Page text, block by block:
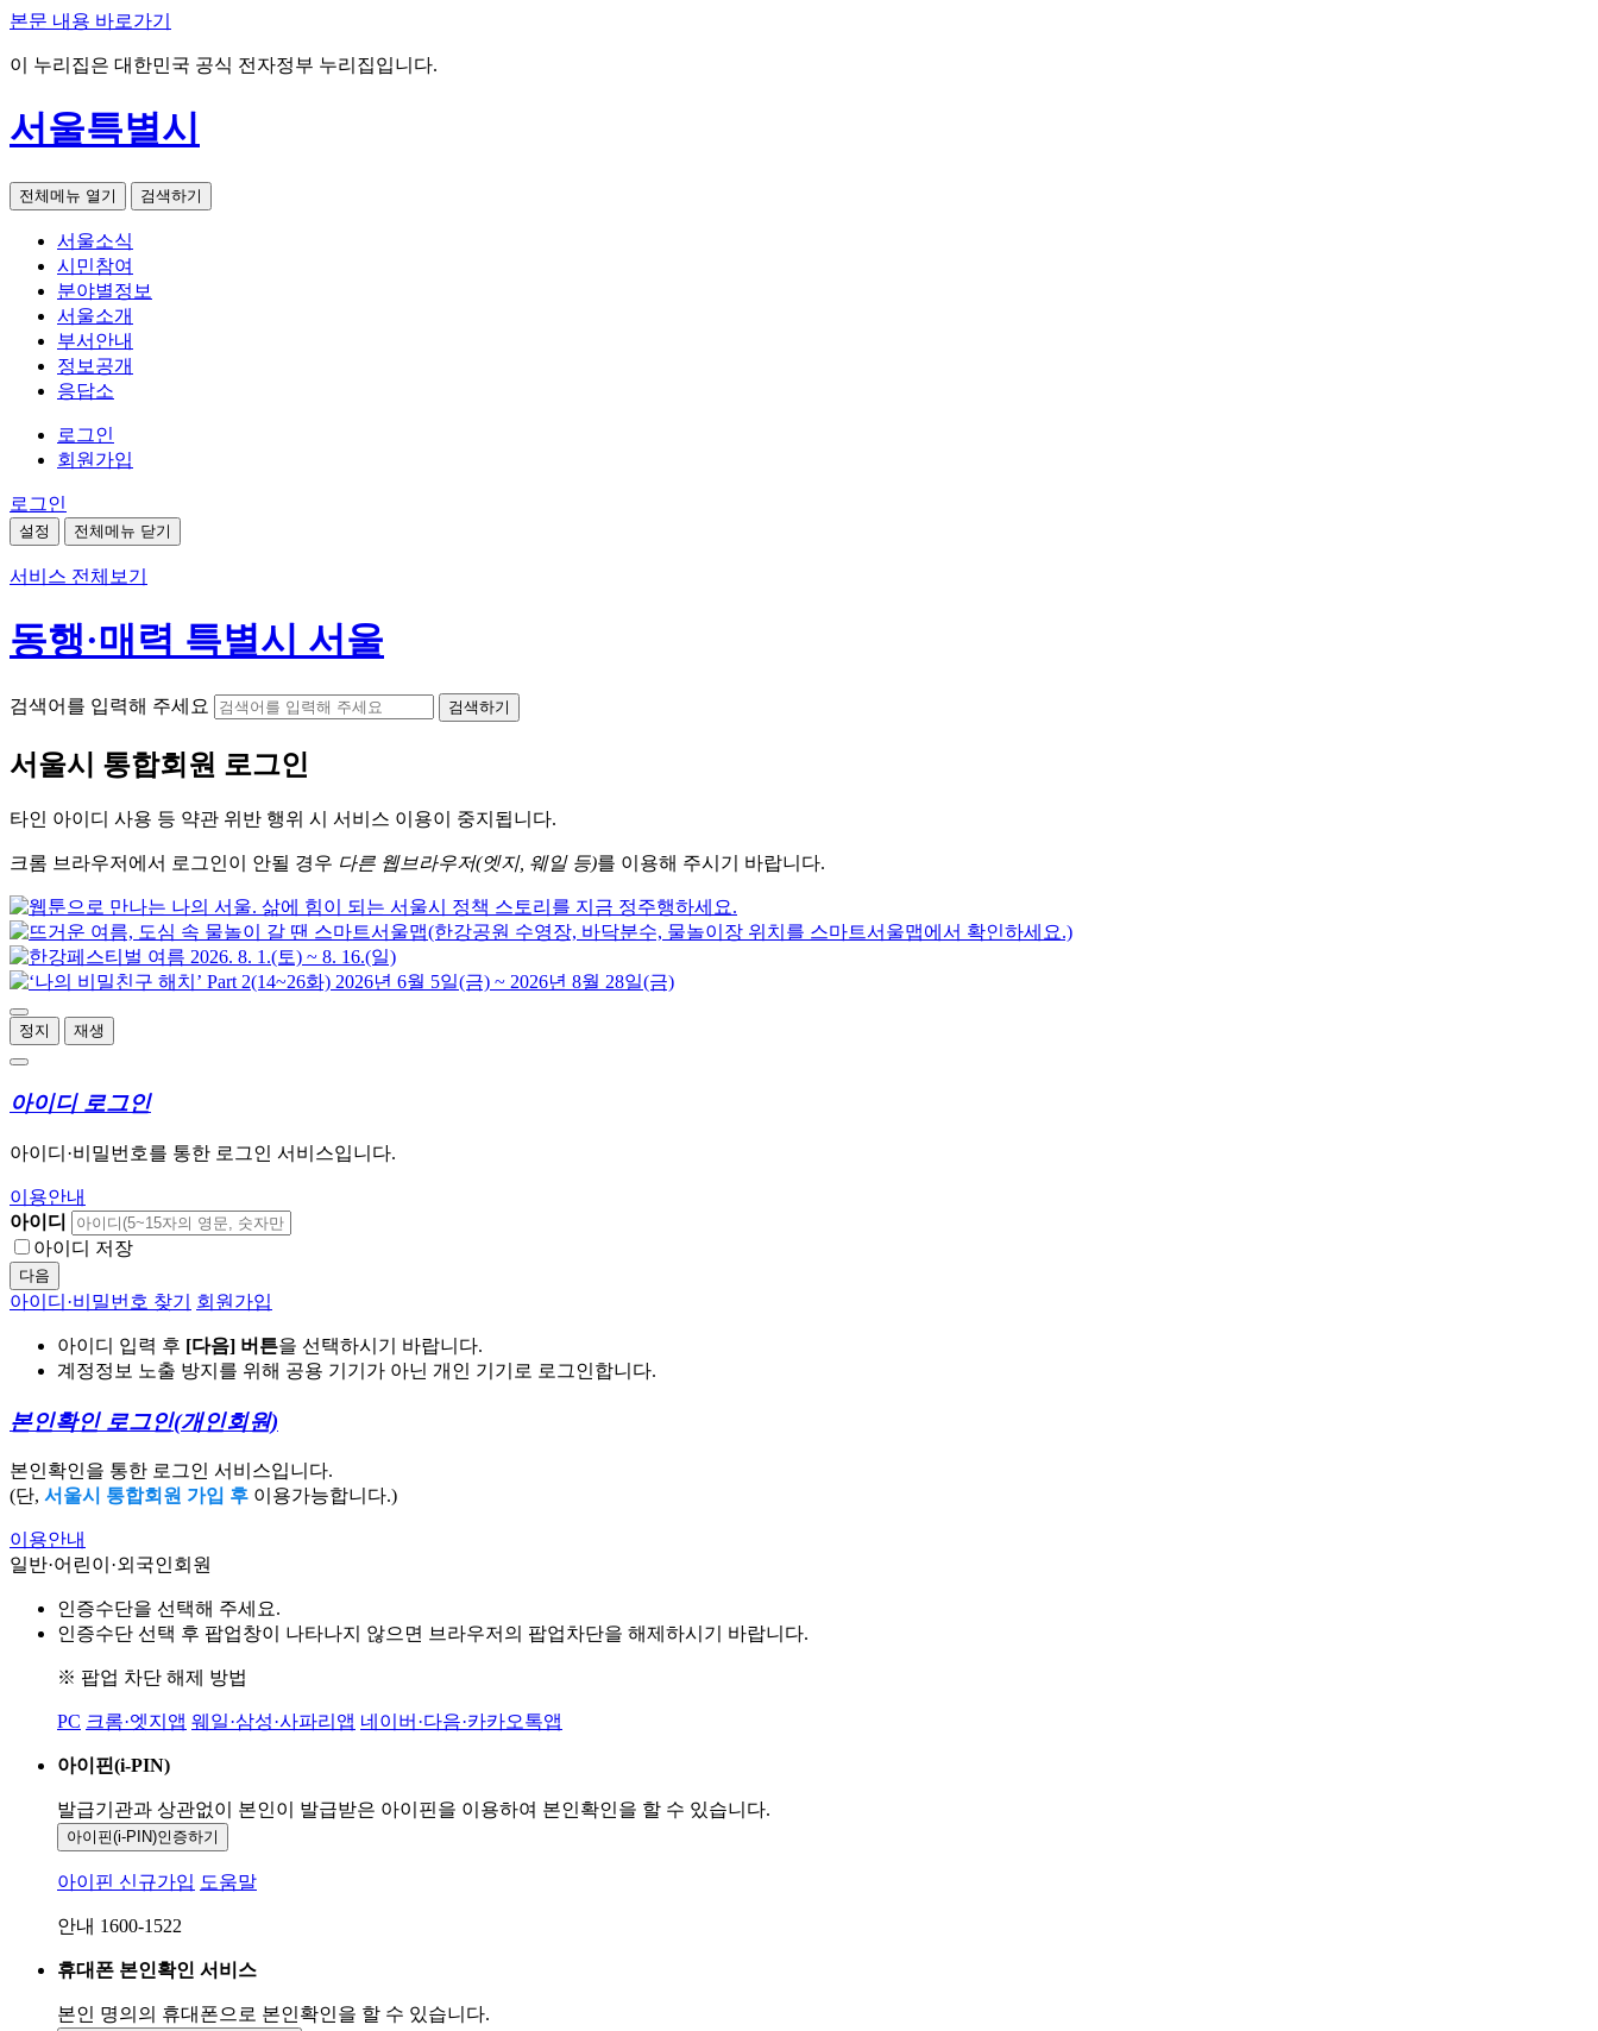
본문 내용 바로가기
이 누리집은 대한민국 공식 전자정부 누리집입니다.
서울특별시
전체메뉴 열기 검색하기
서울소식
시민참여
분야별정보
서울소개
부서안내
정보공개
응답소
로그인
회원가입
로그인
설정 전체메뉴 닫기
서비스 전체보기
동행·매력 특별시 서울
검색어를 입력해 주세요 검색하기
서울시 통합회원 로그인
타인 아이디 사용 등 약관 위반 행위 시 서비스 이용이 중지됩니다.
크롬 브라우저에서 로그인이 안될 경우 다른 웹브라우저(엣지, 웨일 등)를 이용해 주시기 바랍니다.
정지 재생
아이디 로그인
아이디·비밀번호를 통한 로그인 서비스입니다.
이용안내
아이디
아이디 저장
다음
아이디·비밀번호 찾기 회원가입
아이디 입력 후 [다음] 버튼을 선택하시기 바랍니다.
계정정보 노출 방지를 위해 공용 기기가 아닌 개인 기기로 로그인합니다.
본인확인 로그인(개인회원)
본인확인을 통한 로그인 서비스입니다.
(단, 서울시 통합회원 가입 후 이용가능합니다.)
이용안내
일반·어린이·외국인회원
인증수단을 선택해 주세요.
인증수단 선택 후 팝업창이 나타나지 않으면 브라우저의 팝업차단을 해제하시기 바랍니다.
※ 팝업 차단 해제 방법
PC 크롬·엣지앱 웨일·삼성·사파리앱 네이버·다음·카카오톡앱
아이핀(i-PIN)
발급기관과 상관없이 본인이 발급받은 아이핀을 이용하여 본인확인을 할 수 있습니다.
아이핀(i-PIN)인증하기
아이핀 신규가입 도움말
안내 1600-1522
휴대폰 본인확인 서비스
본인 명의의 휴대폰으로 본인확인을 할 수 있습니다.